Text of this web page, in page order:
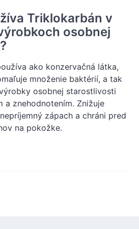
Triklokarbán v
osobnej
ako konzervačná látka,
množenie baktérií, a tak
osobnej starostlivosti
a znehodnotením. Znižuje
zápach a chráni pred
na pokožke.